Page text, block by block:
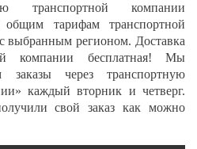
транспортной компании
общим тарифам транспортной
выбранным регионом. Доставка
компании бесплатная! Мы
заказы через транспортную
каждый вторник и четверг.
свой заказ как можно